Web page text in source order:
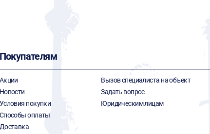
Покупателям
Акции
Новости
Условия покупки
Способы оплаты
Доставка
Вызов специалиста на объект
Задать вопрос
Юридическим лицам